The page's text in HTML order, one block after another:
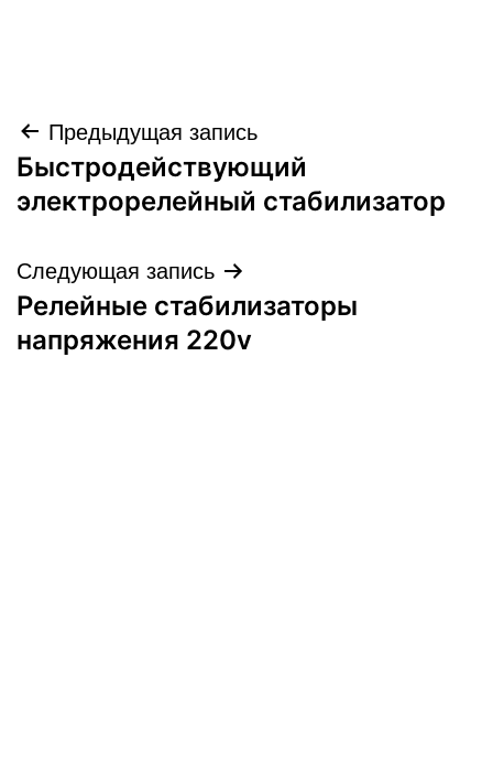
Навигация
по
Предыдущая запись
Быстродействующий
электрорелейный стабилизатор
Следующая запись
Релейные стабилизаторы
напряжения 220v